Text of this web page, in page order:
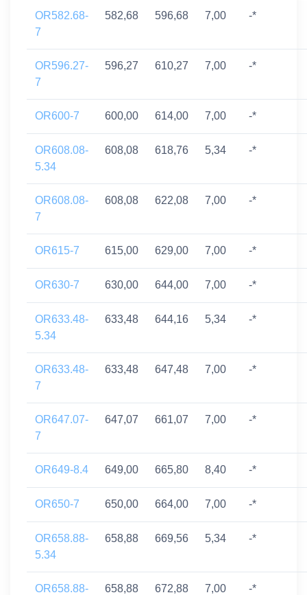
OR582.68-
7
582,68 596,68 7,00 -*
OR596.27-
7
596,27 610,27 7,00 -*
OR600-7 600,00 614,00 7,00 -*
OR608.08-
5.34
608,08 618,76 5,34 -*
OR608.08-
7
608,08 622,08 7,00 -*
OR615-7 615,00 629,00 7,00 -*
OR630-7 630,00 644,00 7,00 -*
OR633.48-
5.34
633,48 644,16 5,34 -*
OR633.48-
7
633,48 647,48 7,00 -*
OR647.07-
7
647,07 661,07 7,00 -*
OR649-8.4 649,00 665,80 8,40 -*
OR650-7 650,00 664,00 7,00 -*
OR658.88-
5.34
658,88 669,56 5,34 -*
OR658.88-
658,88 672,88 7,00 -*